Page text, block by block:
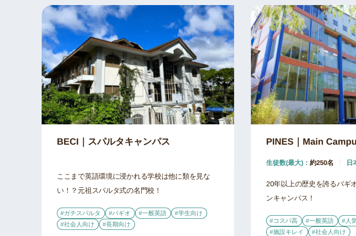
BECI｜スパルタキャンパス
ここまで英語環境に浸かれる学校は他に類を見な
い！？元祖スパルタ式の名門校！
#ガチスパルタ #バギオ #一般英語 #学生向け
#社会人向け #長期向け
PINES｜Main
生徒数(最大)： 約250名 日
20年以上の歴史を誇るバギ
ンキャンパス！
#コスパ高 #一般英語 #人
#施設キレイ #社会人向け